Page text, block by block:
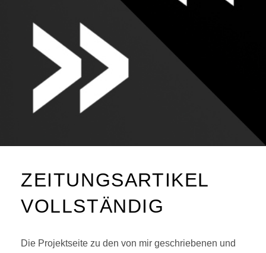
ZEITUNGSARTIKEL
VOLLSTÄNDIG
Die Projektseite zu den von mir geschriebenen und